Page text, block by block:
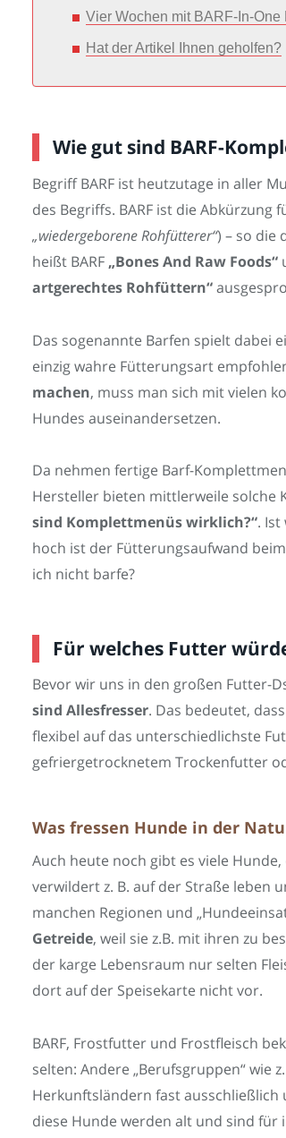
Vier Wochen mit BARF-In-One
Hat der Artikel Ihnen geholfen?
Wie gut sind BARF-
Begriff BARF ist heutzutage in aller
des Begriffs. BARF ist die Abkürzung
„wiedergeborene Rohfütterer“) – so die
heißt BARF „Bones And Raw Foods“
artgerechtes Rohfüttern“
Das sogenannte Barfen spielt dabei
einzig wahre Fütterungsart
machen, muss man sich mit vielen
Hundes auseinandersetzen.
Da nehmen fertige Barf-
Hersteller bieten mittlerweile solche
sind Komplettmenüs wirklich?“.
hoch ist der Fütterungsaufwand
ich nicht barfe?
Für welches Futter
Bevor wir uns in den großen Futter-
sind Allesfresser. Das bedeutet,
flexibel auf das unterschiedlichste
gefriergetrocknetem Trockenfutter
Was fressen Hunde in der
Auch heute noch gibt es viele
verwildert z. B. auf der Straße leben
manchen Regionen und
Getreide, weil sie z.B. mit ihren zu
der karge Lebensraum nur selten
dort auf der Speisekarte nicht vor.
BARF, Frostfutter und Frostfleisch
selten: Andere „Berufsgruppen“ wie
Herkunftsländern fast ausschließlich
diese Hunde werden alt und sind für